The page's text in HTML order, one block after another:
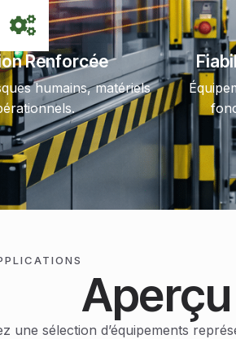
Renforcée
humains, matériels
une sélection d’équipements